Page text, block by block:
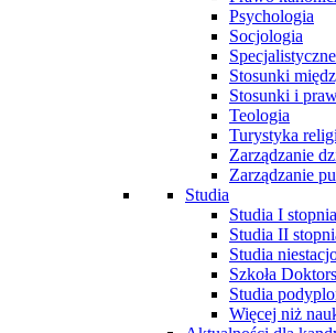
Psychologia
Socjologia
Stosunki
Stosunki i
Teologia
Turystyka
Zarządzanie
Zarządzanie
Studia
Studia I
Studia II
Studia
Szkoła
Studia
Więcej niż